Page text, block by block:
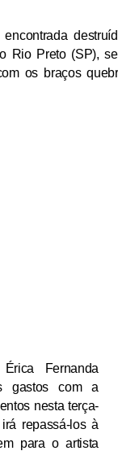
encontrada
Rio Preto (SP),
os braços
Fernanda
gastos com a
nesta terça-
repassá-los à
para o artista